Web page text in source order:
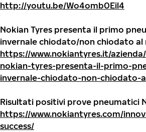
http://youtu.be/Wo4omb0Eil4
Nokian Tyres presenta il primo
invernale chiodato/non chiodato al
https://www.nokiantyres.it/
nokian-tyres-presenta-il-primo-
invernale-chiodato-non-chiodato-
Risultati positivi prove pneumatici
https://www.nokiantyres.com/
success/